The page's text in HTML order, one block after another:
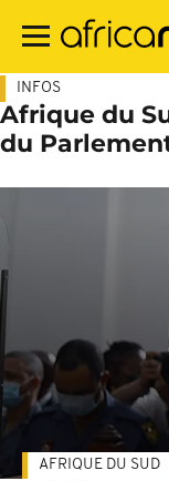
contenu
INFOS
Afrique du
du
AFRIQUE DU SUD